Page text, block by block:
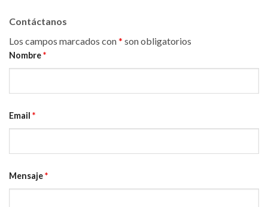
Contáctanos
Los campos marcados con* son obligatorios
Nombre*
Email *
Mensaje*